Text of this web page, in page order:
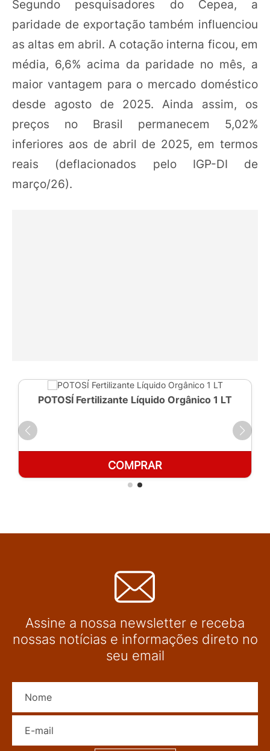
Segundo pesquisadores do Cepea, a
paridade de exportação também influenciou
as altas em abril. A cotação interna ficou, em
média, 6,6% acima da paridade no mês, a
maior vantagem para o mercado doméstico
desde agosto de 2025. Ainda assim, os
preços no Brasil permanecem 5,02%
inferiores aos de abril de 2025, em termos
reais (deflacionados pelo IGP-DI de
março/26).
POTOSÍ Fertilizante Líquido Orgânico 1 LT
COMPRAR
Assine a nossa newsletter e receba
nossas notícias e informações direto no
seu email